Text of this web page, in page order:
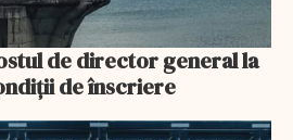
de director general la
de înscriere